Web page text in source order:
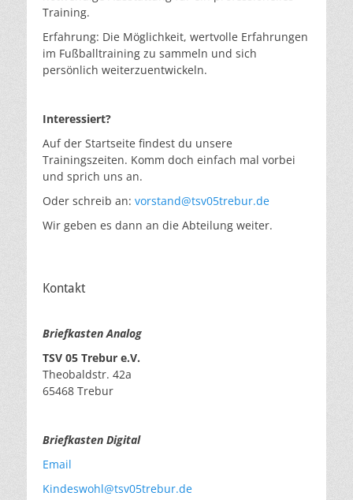
Training.
Erfahrung: Die Möglichkeit, wertvolle Erfahrungen
im Fußballtraining zu sammeln und sich
persönlich weiterzuentwickeln.
Interessiert?
Auf der Startseite findest du unsere
Trainingszeiten. Komm doch einfach mal vorbei
und sprich uns an.
Oder schreib an: vorstand@tsv05trebur.de
Wir geben es dann an die Abteilung weiter.
Kontakt
Briefkasten Analog
TSV 05 Trebur e.V.
Theobaldstr. 42a
65468 Trebur
Briefkasten Digital
Email
Kindeswohl@tsv05trebur.de